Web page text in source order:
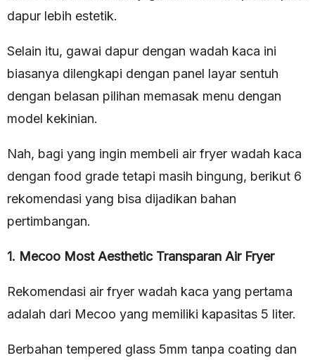
dapur lebih estetik.
Selain itu, gawai dapur dengan wadah kaca ini
biasanya dilengkapi dengan panel layar sentuh
dengan belasan pilihan memasak menu dengan
model kekinian.
Nah, bagi yang ingin membeli air fryer wadah kaca
dengan food grade tetapi masih bingung, berikut 6
rekomendasi yang bisa dijadikan bahan
pertimbangan.
1. Mecoo Most Aesthetic Transparan Air Fryer
Rekomendasi air fryer wadah kaca yang pertama
adalah dari Mecoo yang memiliki kapasitas 5 liter.
Berbahan tempered glass 5mm tanpa coating dan